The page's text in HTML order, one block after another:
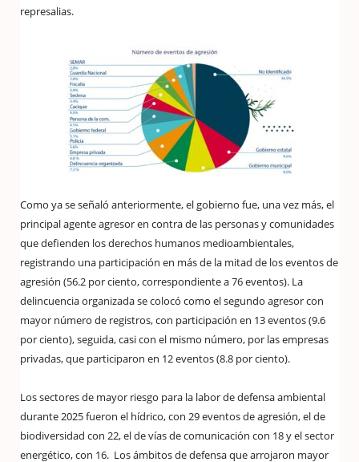
represalias.
Como ya se señaló anteriormente, el gobierno fue, una vez más, el
principal agente agresor en contra de las personas y comunidades
que defienden los derechos humanos medioambientales,
registrando una participación en más de la mitad de los eventos de
agresión (56.2 por ciento, correspondiente a 76 eventos). La
delincuencia organizada se colocó como el segundo agresor con
mayor número de registros, con participación en 13 eventos (9.6
por ciento), seguida, casi con el mismo número, por las empresas
privadas, que participaron en 12 eventos (8.8 por ciento).
Los sectores de mayor riesgo para la labor de defensa ambiental
durante 2025 fueron el hídrico, con 29 eventos de agresión, el de
biodiversidad con 22, el de vías de comunicación con 18 y el sector
energético, con 16. Los ámbitos de defensa que arrojaron mayor